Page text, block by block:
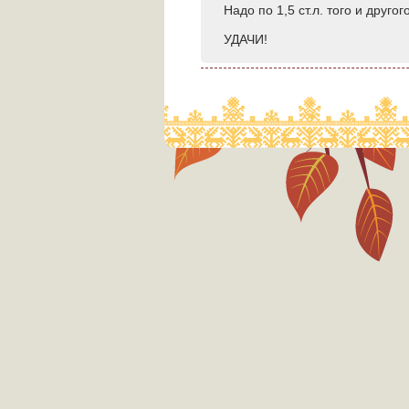
Надо по 1,5 ст.л. того и
УДАЧИ!